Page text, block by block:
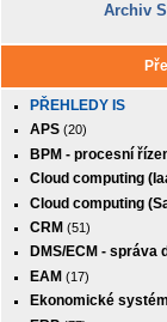
Archiv
PŘEHLEDY IS
APS (20)
BPM - procesní
Cloud computing
Cloud computing
CRM (51)
DMS/ECM - správa
EAM (17)
Ekonomické